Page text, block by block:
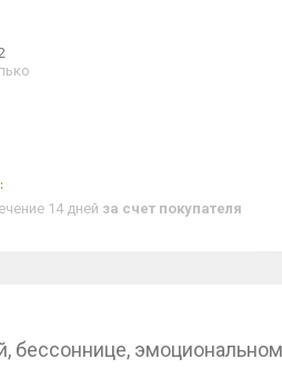
14 дней за счет покупателя
бессоннице,